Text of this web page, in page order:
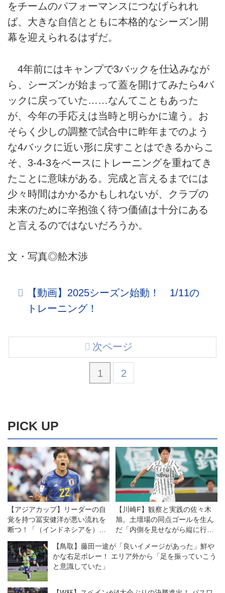
をチームのパフォーマンスにつなげられれ
ば、大きな自信とともに本格的なシーズン開
幕を迎えられるはずだ。
4年前にはキャンプで3バックを仕込みなが
ら、シーズンが始まって蓋を開けてみたら4バ
ックに戻っていた……なんてこともあった
が、今年の手応えは当時と明らかに違う。お
そらく少しの調整で試合中に昨年までのよう
な4バックに近い形に戻すことはできるからこ
そ、3-4-3をベースにトレーニングを重ねてき
たことに意味がある。完成と言えるまでには
少々時間はかかるかもしれないが、クラブの
未来のために辛抱強く待つ価値は十分にある
と言えるのではないだろうか。
文・写真◎舩木渉
【動画】2025シーズン始動！ 1/11の
トレーニング！
1 2
次ページ
PICK UP
【アジアカップ】リーダーの自
覚を持つ冨安健洋が悪い流れを
断つ！「（インドネシアを）叩
きのめす気持ちでやりたい」
【川崎F】観察と実践の佐々木
旭。土壇場の同点ゴールを生ん
だ「内側を見せながら縦に行
【鳥取】藤田一途が「良いイメージがあった」鮮や
かな右足ボレー！ エリア外から「足を振っていこう
と意識していた」